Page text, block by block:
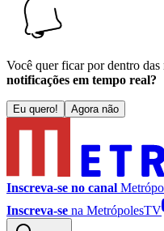
Você quer ficar por dentro
notificações em tempo real?
Eu quero! Agora não
Inscreva-se no canal
Inscreva-se na MetrópolesTV